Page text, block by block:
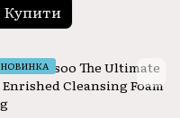
Купити
НОВИНКА